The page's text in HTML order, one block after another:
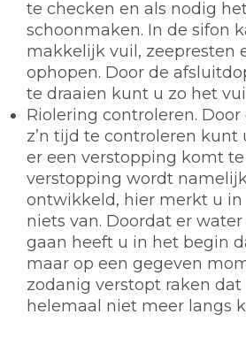
te checken en als nodig
schoonmaken. In de sifon
makkelijk vuil, zeepresten
ophopen. Door de
te draaien kunt u zo het
Riolering controleren. Door
z’n tijd te controleren
er een verstopping komt te
verstopping wordt
ontwikkeld, hier merkt u
niets van. Doordat er
gaan heeft u in het begin
maar op een gegeven
zodanig verstopt raken
helemaal niet meer langs